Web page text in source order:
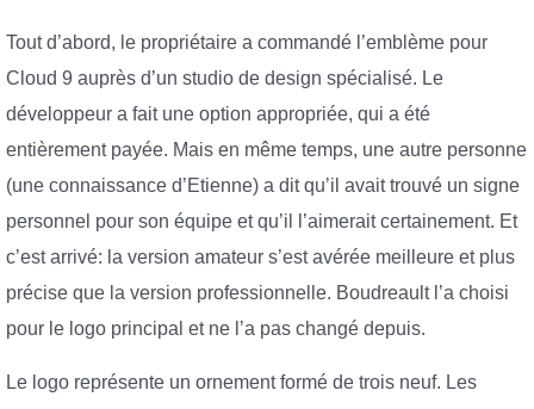
Tout d’abord, le propriétaire a commandé l’emblème pour
Cloud 9 auprès d’un studio de design spécialisé. Le
développeur a fait une option appropriée, qui a été
entièrement payée. Mais en même temps, une autre personne
(une connaissance d’Etienne) a dit qu’il avait trouvé un signe
personnel pour son équipe et qu’il l’aimerait certainement. Et
c’est arrivé: la version amateur s’est avérée meilleure et plus
précise que la version professionnelle. Boudreault l’a choisi
pour le logo principal et ne l’a pas changé depuis.
Le logo représente un ornement formé de trois neuf. Les